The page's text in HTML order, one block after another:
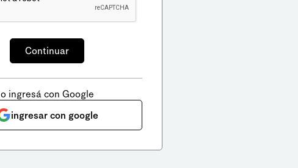
o ingresá con Google
ingresar con google